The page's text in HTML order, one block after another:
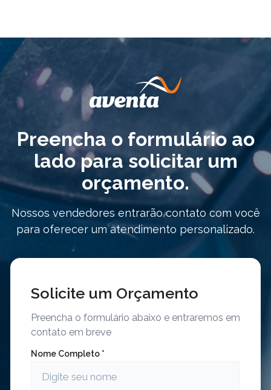
Preencha o formulário ao
lado para solicitar um
orçamento.
Nossos vendedores entrarão contato com você
para oferecer um atendimento personalizado.
Solicite um Orçamento
Preencha o formulário abaixo e entraremos em
contato em breve
Nome Completo *